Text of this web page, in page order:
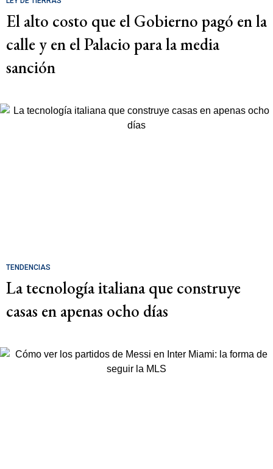
El alto costo que el Gobierno pagó en la
calle y en el Palacio para la media
sanción
TENDENCIAS
La tecnología italiana que construye
casas en apenas ocho días